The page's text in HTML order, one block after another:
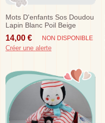
Mots D'enfants Sos Doudou
Lapin Blanc Poil Beige
Corps Rose Rond Poule...
14,00 € NON DISPONIBLE
Créer une alerte